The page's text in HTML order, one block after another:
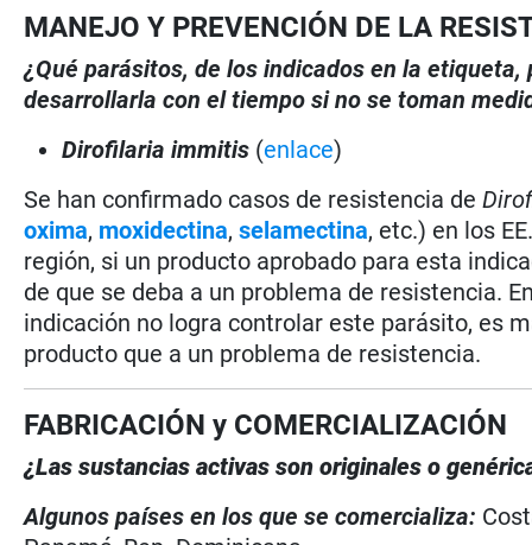
MANEJO Y PREVENCIÓN DE LA
¿Qué parásitos, de los indicados en la
desarrollarla con el tiempo si no se toman
Dirofilaria immitis (enlace)
Se han confirmado casos de resistencia de
oxima, moxidectina,selamectina, etc.) en los
región, si un producto aprobado para esta
de que se deba a un problema de resistencia.
indicación no logra controlar este parásito, es
producto que a un problema de resistencia.
FABRICACIÓN y COMERCIALIZACIÓN
¿Las sustancias activas son originales o
Algunos países en los que se comercializa: